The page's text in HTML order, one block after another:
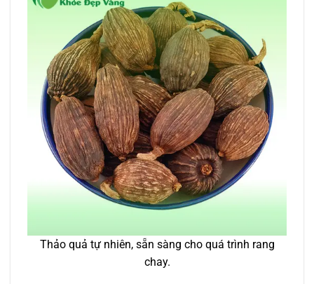
Thảo quả tự nhiên, sẵn sàng cho quá trình rang
chay.